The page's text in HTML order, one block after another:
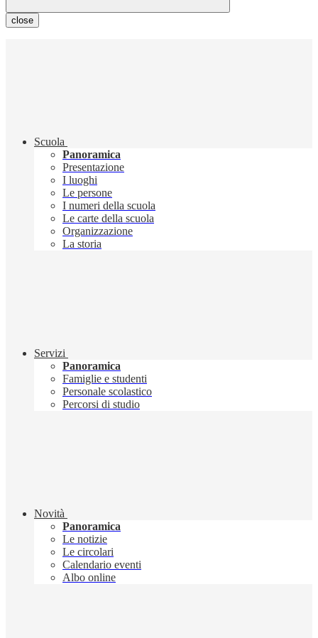
close
Scuola
Panoramica
Presentazione
I luoghi
Le persone
I numeri della scuola
Le carte della scuola
Organizzazione
La storia
Servizi
Panoramica
Famiglie e studenti
Personale scolastico
Percorsi di studio
Novità
Panoramica
Le notizie
Le circolari
Calendario eventi
Albo online